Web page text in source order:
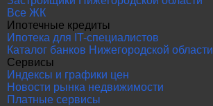
Все ЖК
Ипотечные кредиты
Ипотека для IT-специалистов
Каталог банков Нижегородской области
Сервисы
Индексы и графики цен
Новости рынка недвижимости
Платные сервисы